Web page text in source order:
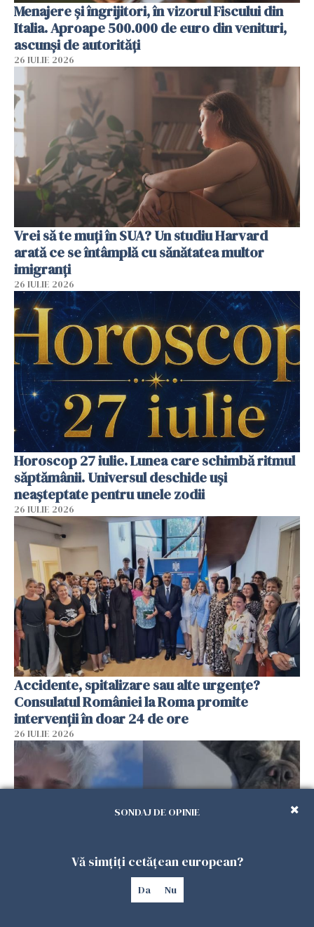
Menajere și îngrijitori, în vizorul Fiscului din
Italia. Aproape 500.000 de euro din venituri,
ascunși de autorități
26 IULIE 2026
Vrei să te muți în SUA? Un studiu Harvard
arată ce se întâmplă cu sănătatea multor
imigranți
26 IULIE 2026
Horoscop 27 iulie. Lunea care schimbă ritmul
săptămânii. Universul deschide uși
neașteptate pentru unele zodii
26 IULIE 2026
Accidente, spitalizare sau alte urgențe?
Consulatul României la Roma promite
intervenții în doar 24 de ore
26 IULIE 2026
SONDAJ DE OPINIE
Vă simțiți cetățean european?
Da Nu